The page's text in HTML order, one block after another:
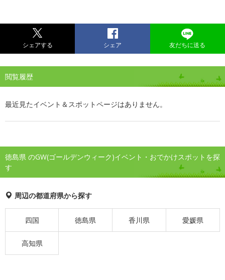
シェアする シェア 友だちに送る
閲覧履歴
最近見たイベント＆スポットページはありません。
徳島県 のGW(ゴールデンウィーク)イベント・おでかけスポットを探
す
周辺の都道府県から探す
四国 徳島県 香川県 愛媛県
高知県